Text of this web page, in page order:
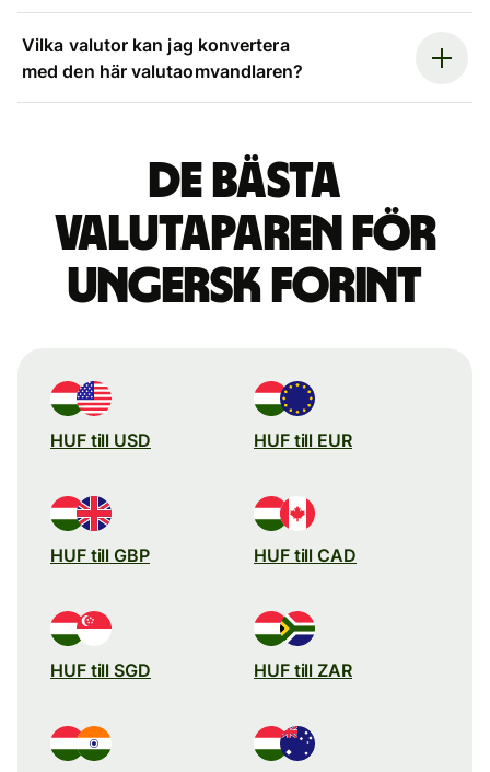
Vilka valutor kan jag konvertera
med den här valutaomvandlaren?
De bästa
valutaparen för
ungersk forint
HUF till USD HUF till EUR
HUF till GBP HUF till CAD
HUF till SGD HUF till ZAR